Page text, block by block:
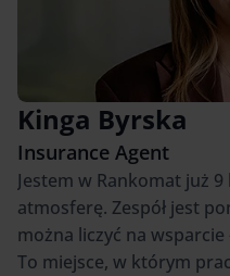
Kinga Byrska
Insurance Agent
Jestem w Rankomat już
atmosferę. Zespół jest
można liczyć na
To miejsce, w którym